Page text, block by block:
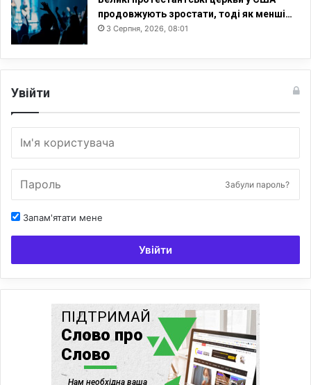
продовжують зростати, тоді як менші…
3 Серпня, 2026, 08:01
Увійти
Забули пароль?
Запам'ятати мене
Увійти